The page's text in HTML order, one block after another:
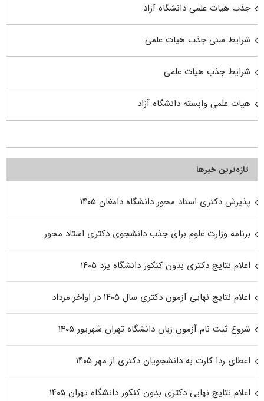
جذب هیات علمی دانشگاه آزاد
شرایط سنی جذب هیات علمی
شرایط جذب هیات علمی
هیات علمی وابسته دانشگاه آزاد
تازه‌ترین خبرها
پذیرش دکتری استاد محور دانشگاه دامغان ۱۴۰۵
برنامه وزارت علوم برای جذب دانشجوی دکتری استاد محور
اعلام نتایج دکتری بدون کنکور دانشگاه یزد ۱۴۰۵
اعلام نتایج نهایی آزمون دکتری سال ۱۴۰۵ در اواخر مرداد
شروع ثبت نام آزمون زبان دانشگاه تهران شهریور ۱۴۰۵
اعطای ردا کارت به دانشجویان دکتری از مهر ۱۴۰۵
اعلام نتایج نهایی دکتری بدون کنکور دانشگاه تهران ۱۴۰۵